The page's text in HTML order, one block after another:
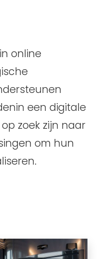
online
een digitale
zoek zijn naar
om hun